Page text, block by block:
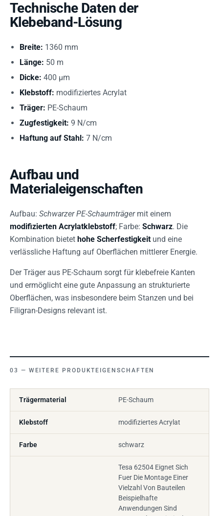
Technische Daten der
Klebeband-Lösung
Breite: 1360 mm
Länge: 50 m
Dicke: 400 µm
Klebstoff: modifiziertes Acrylat
Träger: PE-Schaum
Zugfestigkeit: 9 N/cm
Haftung auf Stahl: 7 N/cm
Aufbau und
Materialeigenschaften
Aufbau: Schwarzer PE-Schaumträgermit einem
modifizierten Acrylatklebstoff; Farbe: Schwarz. Die
Kombination bietet hohe Scherfestigkeit und eine
verlässliche Haftung auf Oberflächen mittlerer Energie.
Der Träger aus PE-Schaum sorgt für klebefreie Kanten
und ermöglicht eine gute Anpassung an strukturierte
Oberflächen, was insbesondere beim Stanzen und bei
Filigran-Designs relevant ist.
WEITERE PRODUKTEIGENSCHAFTEN
Trägermaterial PE-Schaum
Klebstoff modifiziertes Acrylat
Farbe schwarz
Tesa 62504 Eignet Sich
Fuer Die Montage Einer
Vielzahl Von Bauteilen
Beispielhafte
Anwendungen Sind